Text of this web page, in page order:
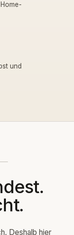
und
Deshalb hier